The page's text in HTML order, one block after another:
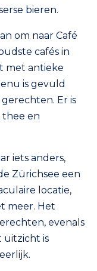
bieren.
om naar Café
cafés in
met antieke
is gevuld
Er is
thee en
iets anders,
Zürichsee een
locatie,
meer. Het
evenals
uitzicht is